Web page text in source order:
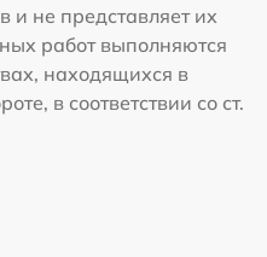
и не представляет их
работ выполняются
находящихся в
в соответствии со ст.